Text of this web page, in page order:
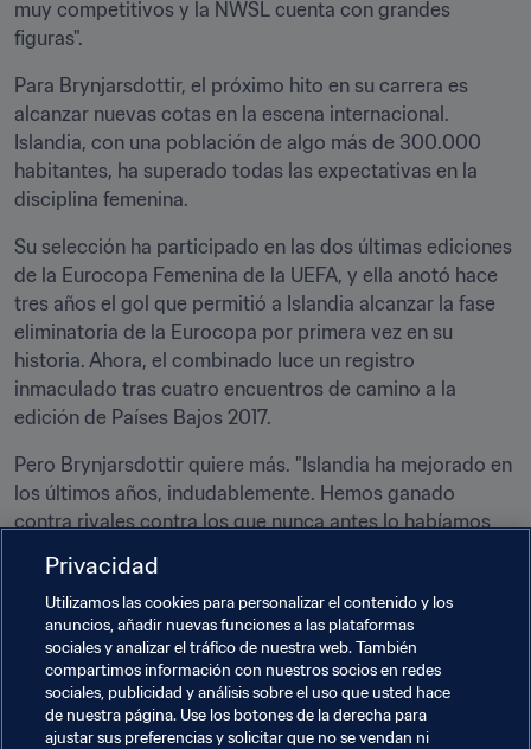
muy competitivos y la NWSL cuenta con grandes
figuras".
Para Brynjarsdottir, el próximo hito en su carrera es
alcanzar nuevas cotas en la escena internacional.
Islandia, con una población de algo más de 300.000
habitantes, ha superado todas las expectativas en la
disciplina femenina.
Su selección ha participado en las dos últimas ediciones
de la Eurocopa Femenina de la UEFA, y ella anotó hace
tres años el gol que permitió a Islandia alcanzar la fase
eliminatoria de la Eurocopa por primera vez en su
historia. Ahora, el combinado luce un registro
inmaculado tras cuatro encuentros de camino a la
edición de Países Bajos 2017.
Pero Brynjarsdottir quiere más. "Islandia ha mejorado en
los últimos años, indudablemente. Hemos ganado
contra rivales contra los que nunca antes lo habíamos
jugadoras en la selección, así que estoy segura de que
seguiremos progresando. Creo que si continuamos
mejorando como hasta ahora, tenemos muchas
posibilidades de ir a la próxima Copa Mundial. Ese es
nuestro objetivo y nuestro sueño". Y ella sabe bien lo que
es hacer realidad un sueño.
Privacidad
Utilizamos las cookies para personalizar el contenido y los
anuncios, añadir nuevas funciones a las plataformas
sociales y analizar el tráfico de nuestra web. También
compartimos información con nuestros socios en redes
sociales, publicidad y análisis sobre el uso que usted hace
de nuestra página. Use los botones de la derecha para
ajustar sus preferencias y solicitar que no se vendan ni